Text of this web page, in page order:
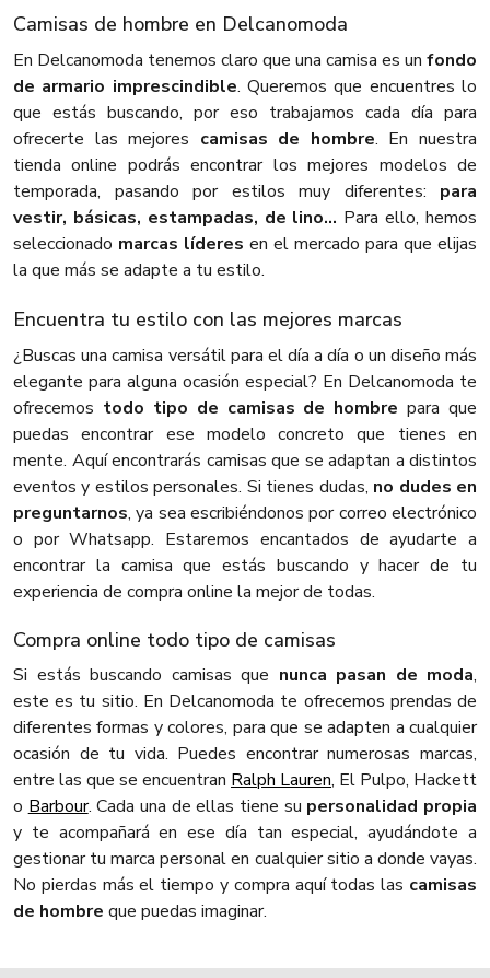
Camisas de hombre en Delcanomoda
En Delcanomoda tenemos claro que una camisa es un fondo
de armario imprescindible. Queremos que encuentres lo
que estás buscando, por eso trabajamos cada día para
ofrecerte las mejores camisas de hombre. En nuestra
tienda online podrás encontrar los mejores modelos de
temporada, pasando por estilos muy diferentes: para
vestir, básicas, estampadas, de lino... Para ello, hemos
seleccionado marcas líderes en el mercado para que elijas
la que más se adapte a tu estilo.
Encuentra tu estilo con las mejores marcas
¿Buscas una camisa versátil para el día a día o un diseño más
elegante para alguna ocasión especial? En Delcanomoda te
ofrecemos todo tipo de camisas de hombre para que
puedas encontrar ese modelo concreto que tienes en
mente. Aquí encontrarás camisas que se adaptan a distintos
eventos y estilos personales. Si tienes dudas, no dudes en
preguntarnos, ya sea escribiéndonos por correo electrónico
o por Whatsapp. Estaremos encantados de ayudarte a
encontrar la camisa que estás buscando y hacer de tu
experiencia de compra online la mejor de todas.
Compra online todo tipo de camisas
Si estás buscando camisas que nunca pasan de moda,
este es tu sitio. En Delcanomoda te ofrecemos prendas de
diferentes formas y colores, para que se adapten a cualquier
ocasión de tu vida. Puedes encontrar numerosas marcas,
entre las que se encuentran Ralph Lauren, El Pulpo, Hackett
o Barbour. Cada una de ellas tiene su personalidad propia
y te acompañará en ese día tan especial, ayudándote a
gestionar tu marca personal en cualquier sitio a donde vayas.
No pierdas más el tiempo y compra aquí todas las camisas
de hombre que puedas imaginar.